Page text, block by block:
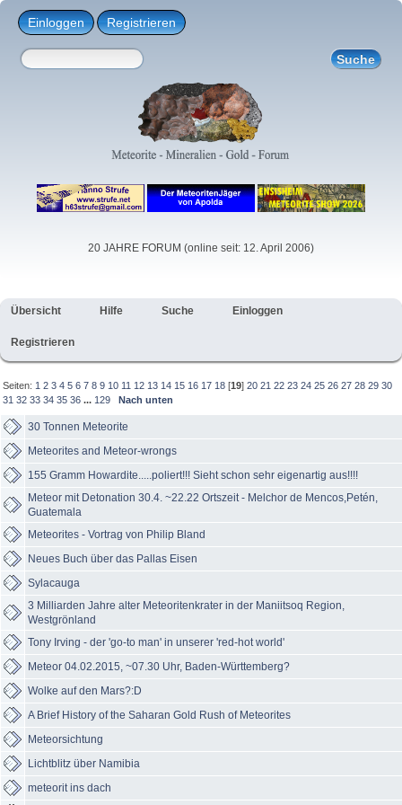
Einloggen Registrieren
20 JAHRE FORUM (online seit: 12. April 2006)
Übersicht Hilfe Suche Einloggen
Registrieren
Seiten: 1 2 3 4 5 6 7 8 9 10 11 12 13 14 15 16 17 18 [19]20 21 22 23 24 25 26 27 28 29 30
31 32 33 34 35 36 ... 129 Nach unten
30 Tonnen Meteorite
Meteorites and Meteor-wrongs
155 Gramm Howardite.....poliert!!! Sieht schon sehr eigenartig aus!!!!
Meteor mit Detonation 30.4. ~22.22 Ortszeit - Melchor de Mencos,Petén,
Guatemala
Meteorites - Vortrag von Philip Bland
Neues Buch über das Pallas Eisen
Sylacauga
3 Milliarden Jahre alter Meteoritenkrater in der Maniitsoq Region,
Westgrönland
Tony Irving - der 'go-to man' in unserer 'red-hot world'
Meteor 04.02.2015, ~07.30 Uhr, Baden-Württemberg?
Wolke auf den Mars?:D
A Brief History of the Saharan Gold Rush of Meteorites
Meteorsichtung
Lichtblitz über Namibia
meteorit ins dach